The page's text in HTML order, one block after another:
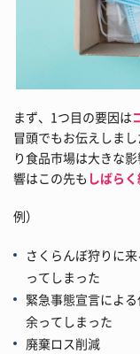
まず、1つ目の要因は
冒頭でもお伝えしま
り食品市場は大きな
響はこの先も しばら
例）
さくらんぼ狩りに
ってしまった
緊急事態宣言によ
余ってしまった
廃棄ロス削減